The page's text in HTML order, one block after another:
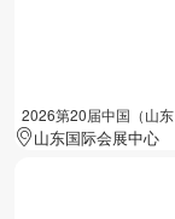
山东国际会展中心